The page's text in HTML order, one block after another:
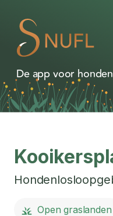
De app voor
Open graslanden